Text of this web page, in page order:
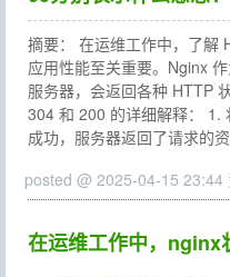
摘要： 在运维工作中，了解
应用性能至关重要。Nginx
服务器，会返回各种 HTTP
304 和 200 的详细解释： 1.
成功，服务器返回了请求的资
posted @ 2025-04-15 23:44
在运维工作中，nginx